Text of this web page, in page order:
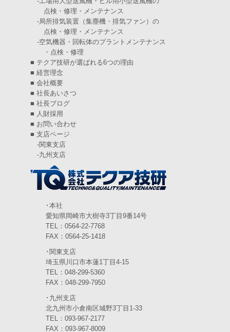
2024年11月(6)
2024年10月(5)
2024年9月(4)
2024年8月(5)
2024年7月(6)
2024年6月 (4)
2024年5月(5)
2024年4月(5)
(6)
2024年2月(4)
(6)
2023年12月(3)
2023年10月(3)
2023年9月(4)
(3)
2023年7月(5)
点検・修理・メンテナンス
-局所排気装置（集塵機・排気ファン）の
点検・修理・メンテナンス
-空気機器・回転体のプラントメンテナンス
・点検・修理
■ テクア技研が選ばれる6つの理由
■ 経営理念
■ 会社概要
■ 社長あいさつ
■ 社長ブログ
■ 人財採用
■ お問い合わせ
■ 支店ページ
-関東支店
-九州支店
･本社
愛知県岡崎市大樹寺3丁目9番14号
TEL：0564-22-7768
FAX：0564-25-1418
･関東支店
埼玉県川口市本蓮1丁目4-15
TEL：048-299-5360
FAX：048-299-7950
･九州支店
北九州市小倉南区城野3丁目1-33
TEL：093-967-2177
FAX：093-967-8009